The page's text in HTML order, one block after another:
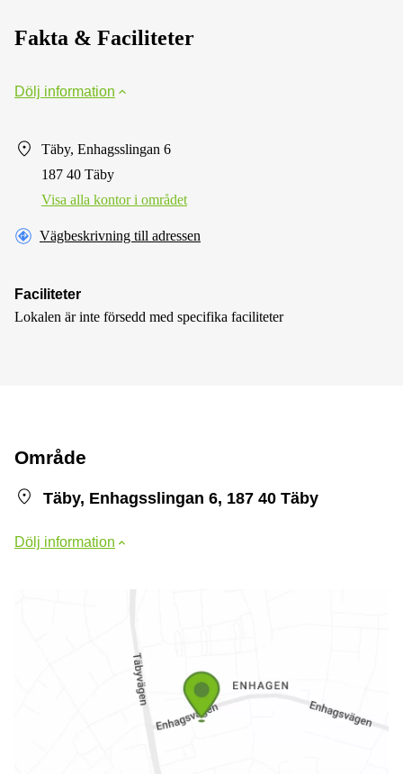
Fakta & Faciliteter
Dölj information
Täby, Enhagsslingan 6
187 40 Täby
Visa alla kontor i området
Vägbeskrivning till adressen
Faciliteter
Lokalen är inte försedd med specifika faciliteter
Område
Täby, Enhagsslingan 6, 187 40 Täby
Dölj information